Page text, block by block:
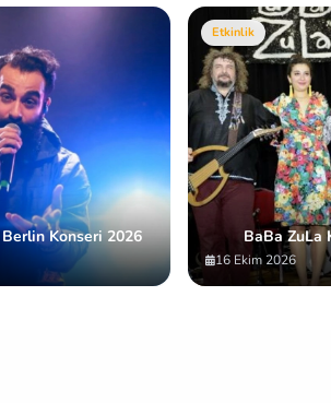
Konseri 2026
Etkinlik
BaBa ZuLa
16 Ekim 2026